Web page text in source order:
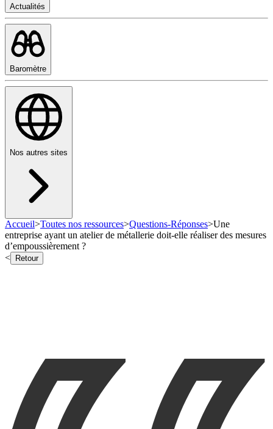
Actualités
Baromètre
Nos autres sites
Accueil>Toutes nos ressources>Questions-Réponses>Une
entreprise ayant un atelier de métallerie doit-elle réaliser des mesures
d’empoussièrement ?
<
Retour